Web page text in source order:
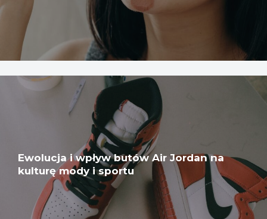
Ewolucja i wpływ butów Air Jordan na
kulturę mody i sportu